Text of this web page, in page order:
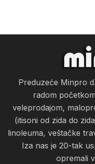
Preduzeće Minpro
radom
veleprodajom,
(itisoni od zida do
linoleuma, veštačke
Iza nas je 20-tak
opremali